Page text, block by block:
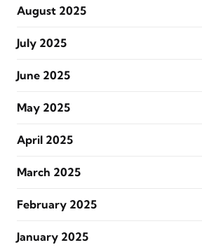
August 2025
July 2025
June 2025
May 2025
April 2025
March 2025
February 2025
January 2025